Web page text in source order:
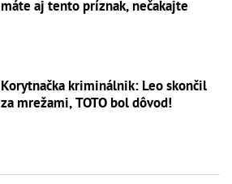
máte aj tento príznak, nečakajte
Korytnačka kriminálnik: Leo skončil
za mrežami, TOTO bol dôvod!